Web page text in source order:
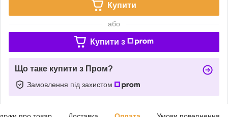
Купити
або
Купити з
Що таке купити з Пром?
Замовлення під захистом